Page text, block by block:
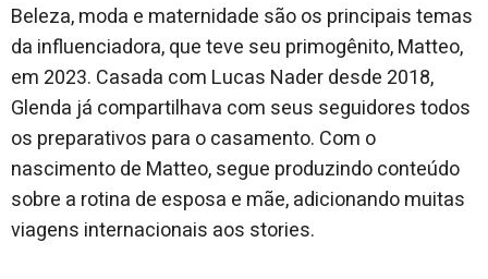
Beleza, moda e maternidade são os principais temas
da influenciadora, que teve seu primogênito, Matteo,
em 2023. Casada com Lucas Nader desde 2018,
Glenda já compartilhava com seus seguidores todos
os preparativos para o casamento. Com o
nascimento de Matteo, segue produzindo conteúdo
sobre a rotina de esposa e mãe, adicionando muitas
viagens internacionais aos stories.